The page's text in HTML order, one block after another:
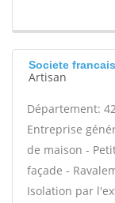
Societe
Artisan
Département:
Entreprise
de maison -
façade -
Isolation par